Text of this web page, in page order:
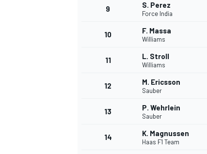
MONOPOSTO
9 S. Perez
Force India
10 F. Massa
Williams
11 L. Stroll
Williams
12 M. Ericsson
Sauber
13 P. Wehrlein
Sauber
14 K. Magnussen
Haas F1 Team